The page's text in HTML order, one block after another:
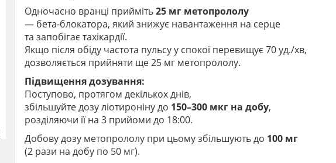
Одночасно вранці прийміть25 мг метопрололу
— бета-блокатора, який знижує навантаження на серце
та запобігає тахікардії.
Якщо після обіду частота пульсу у спокої перевищує 70 уд./хв,
дозволяється прийняти ще 25 мг метопрололу.
Підвищення дозування:
Поступово, протягом декількох днів,
збільшуйте дозу ліотироніну до 150–300 мкг на добу,
розділяючи її на 3 прийоми до 18:00.
Добову дозу метопрололу при цьому збільшують до 100 мг
(2 рази на добу по 50 мг).